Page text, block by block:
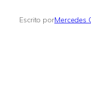
Escrito porMercedes